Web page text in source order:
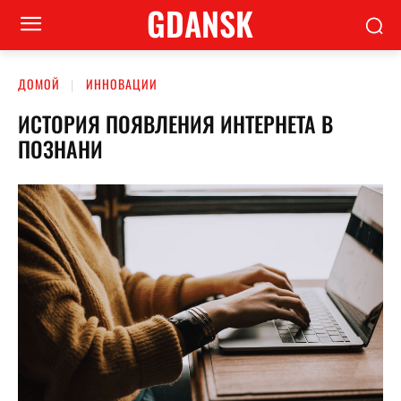
GDANSK
ДОМОЙ ИННОВАЦИИ
ИСТОРИЯ ПОЯВЛЕНИЯ ИНТЕРНЕТА В
ПОЗНАНИ